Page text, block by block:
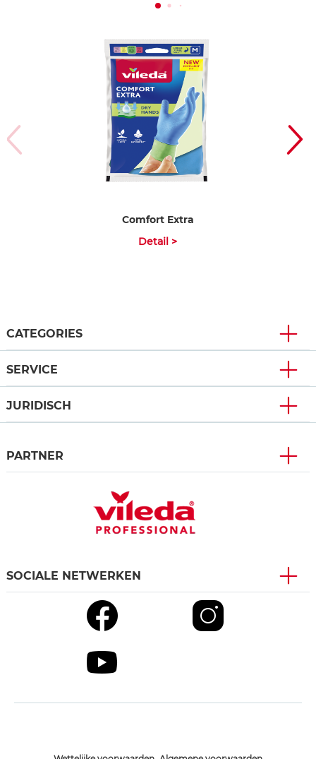
Comfort Extra
Detail >
CATEGORIES
SERVICE
JURIDISCH
PARTNER
SOCIALE NETWERKEN